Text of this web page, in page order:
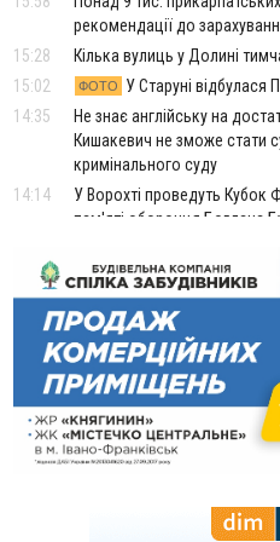
рекомендації до
15:28
Кілька вулиць у Долині
15:02
ФОТО
У Старуні відбулася
14:35
Не знає англійську на
Кишакевич не зможе стати
кримінального суду
14:14
У Ворохті проведуть Кубок
пам'яті оборонця Богдана
На Калущині
блукав у лісі
13:14
Боднар розповів про
українців та про зміни
12:31
ВІДЕО "Едельвейси"
Днем міста
11:55
Вчора у Франківську,
зафіксували рекордну спеку
11:45
У Надвірній п'яна жінка
У басейні Дністра